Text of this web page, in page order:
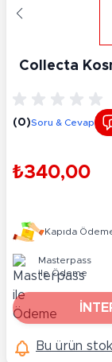
Collecta
(0)Soru & Cevap
₺340,00
Kapıda
Masterpass
ile Ödeme
Bu ürün